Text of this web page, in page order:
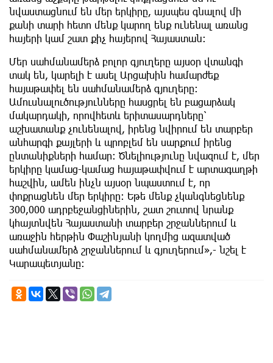
նվաստացնում են մեր երկիրը, այսպես գնալով մի
քանի տարի հետո մենք կարող ենք ունենալ առանց
հայերի կամ շատ քիչ հայերով Հայաստան:
Մեր սահմանամերձ բոլոր գյուղերը այսօր վտանգի
տակ են, կարելի է ասել Արցախին համարժեք
հայաթափել են սահմանամերձ գյուղերը։
Ամուսնալուծությունները հասցրել են բացարձակ
մակարդակի, որովհետև երիտասարդները՝
աշխատանք չունենալով, իրենց նվիրում են տարբեր
անհարգի քայլերի և պրոբլեմ են սարքում իրենց
ընտանիքների համար։ Ծնելիությունը նվազում է, մեր
երկիրը կամաց-կամաց հայաթափվում է արտագաղթի
հաշվին, ամեն ինչն այսօր նպաստում է, որ
փոքրացնեն մեր երկիրը: Եթե մենք չկանգնեցնենք
300,000 ադրբեջանցիներին, շատ շուտով նրանք
կհայտնվեն Հայաստանի տարբեր շրջաններում և
առաջին հերթին Փաշինյանի կողմից ազատված
սահմանամերձ շրջաններում և գյուղերում»,- նշել է
Կարապետյանը: